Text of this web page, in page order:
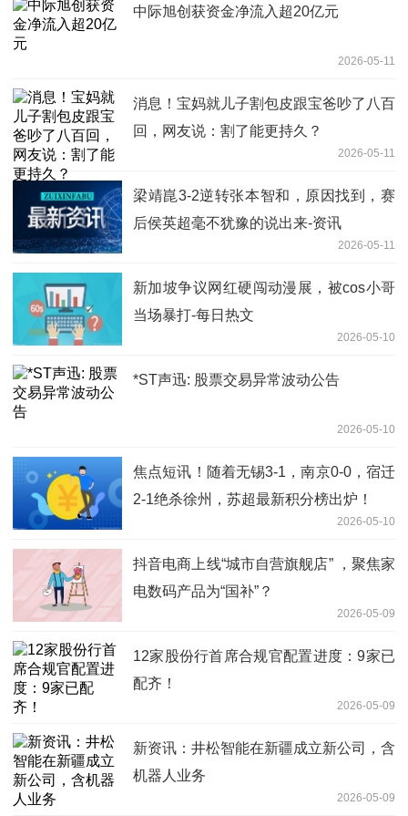
中际旭创获资金净流入超20亿元
2026-05-11
消息！宝妈就儿子割包皮跟宝爸吵了八百
回，网友说：割了能更持久？
2026-05-11
梁靖崑3-2逆转张本智和，原因找到，赛
后侯英超毫不犹豫的说出来-资讯
2026-05-11
新加坡争议网红硬闯动漫展，被cos小哥
当场暴打-每日热文
2026-05-10
*ST声迅: 股票交易异常波动公告
2026-05-10
焦点短讯！随着无锡3-1，南京0-0，宿迁
2-1绝杀徐州，苏超最新积分榜出炉！
2026-05-10
抖音电商上线“城市自营旗舰店” ，聚焦家
电数码产品为“国补”？
2026-05-09
12家股份行首席合规官配置进度：9家已
配齐！
2026-05-09
新资讯：井松智能在新疆成立新公司，含
机器人业务
2026-05-09